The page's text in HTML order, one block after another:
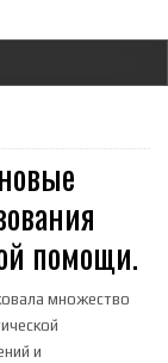
помощи.
множество
и